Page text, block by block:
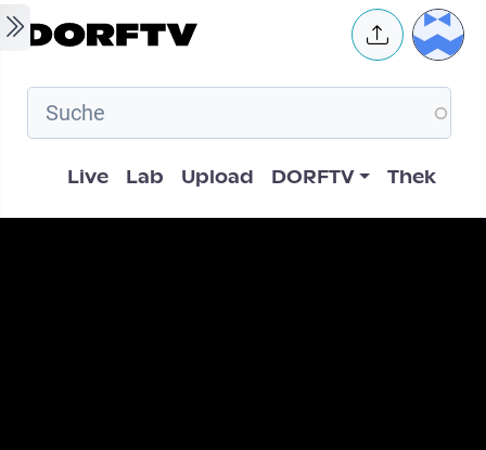
Skip to main content User
Hauptnavigation
Live Lab Upload DORFTV Thek